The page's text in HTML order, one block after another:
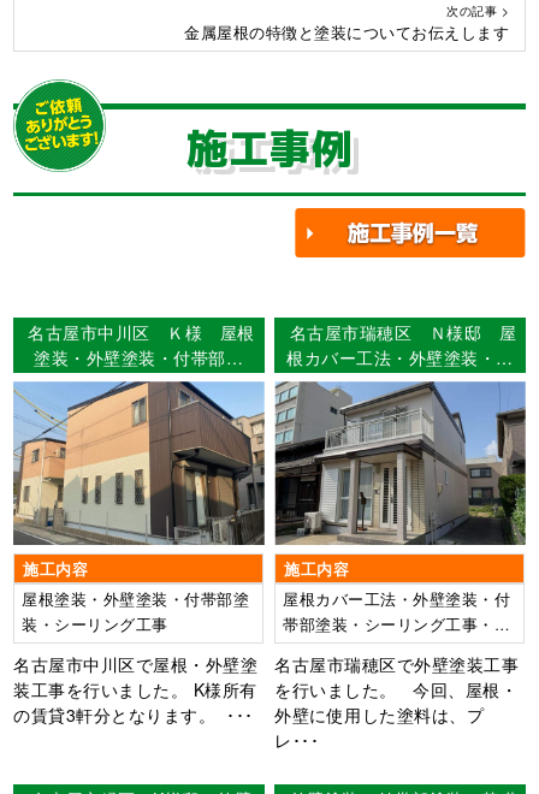
次の記事 >
金属屋根の特徴と塗装についてお伝えします
施工事例
名古屋市中川区 Ｋ様 屋根
塗装・外壁塗装・付帯部塗
装・シーリング工事 【使用
塗料】屋根：MUGAseven
外壁：MUGAzero
施工内容
屋根塗装・外壁塗装・付帯部塗
装・シーリング工事
名古屋市中川区で屋根・外壁塗
装工事を行いました。 K様所有
の賃貸3軒分となります。 ･･･
名古屋市瑞穂区 Ｎ様邸 屋
根カバー工法・外壁塗装・付
帯部塗装・シーリング工事・
ベランダ防水工事 【使用塗
料】外壁：ウルトラSi
施工内容
屋根カバー工法・外壁塗装・付
帯部塗装・シーリング工事・ベ
ランダ防水工事
名古屋市瑞穂区で外壁塗装工事
を行いました。 今回、屋根・
外壁に使用した塗料は、プ
レ･･･